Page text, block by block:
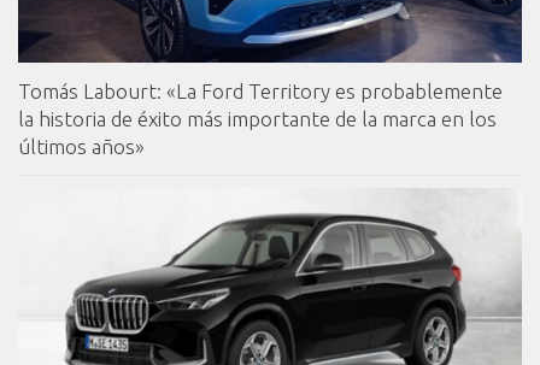
Tomás Labourt: «La Ford Territory es probablemente
la historia de éxito más importante de la marca en los
últimos años»